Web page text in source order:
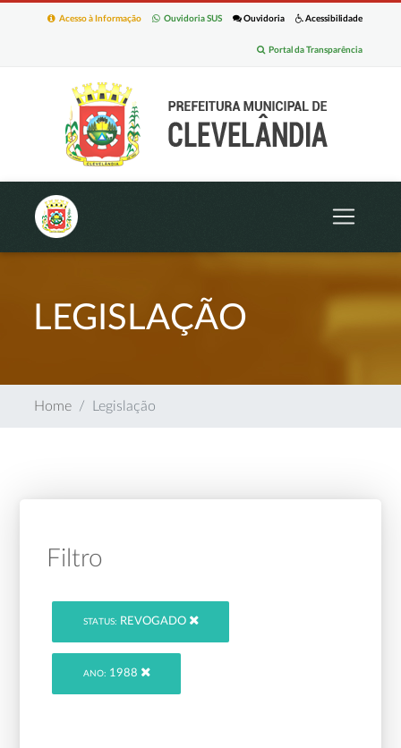
Acessibilidade
Ouvidoria
Ouvidoria SUS
Acesso à Informação
Portal da Transparência
LEGISLAÇÃO
Home Legislação
Filtro
STATUS: REVOGADO
ANO: 1988